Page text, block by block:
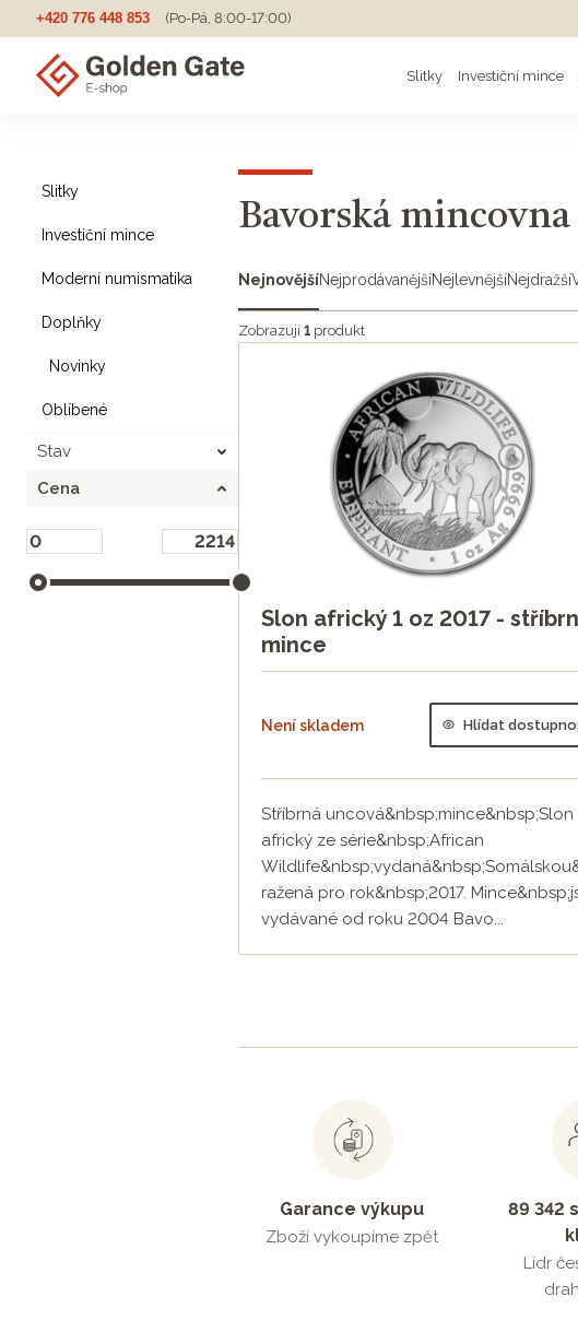
+420 776 448 853 (Po-Pá, 8:00-17:00)
Slitky Investiční mince
Slitky
Investiční mince
Moderní numismatika
Doplňky
Novinky
Oblíbené
Stav
Cena
Bavorská mincovna
NejnovějšíNejprodávanějšíNejlevnějšíNejdražší
Zobrazuji 1 produkt
Slon africký 1 oz 2017 -
mince
Není skladem Hlídat
Stříbrná uncová&nbsp;mince&nbsp;Slon
africký ze série&nbsp;African
ražená pro rok&nbsp;2017.
vydávané od roku 2004 Bavo...
Garance výkupu
Zboží vykoupíme zpět
89 342
Lídr